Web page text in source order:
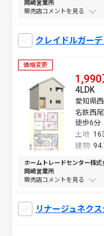
岡崎営業所
販売店コメントを
クレイドルガー
価格変更
愛知県
名鉄西
徒歩6分
土地
4LDK
建物
ホームトレードセンター株式
岡崎営業所
販売店コメントを
リナージュネク